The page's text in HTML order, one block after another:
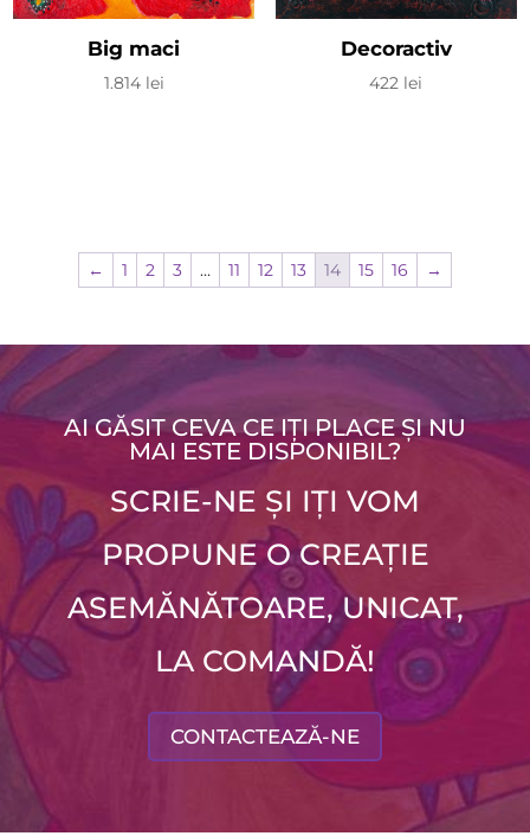
Big maci
1.814 lei
Decoractiv
422 lei
← 1 2 3 … 11 12 13 14 15 16 →
AI GĂSIT CEVA CE IȚI PLACE ȘI NU
MAI ESTE DISPONIBIL?
SCRIE-NE ȘI IȚI VOM
PROPUNE O CREAȚIE
ASEMĂNĂTOARE, UNICAT,
LA COMANDĂ!
CONTACTEAZĂ-NE